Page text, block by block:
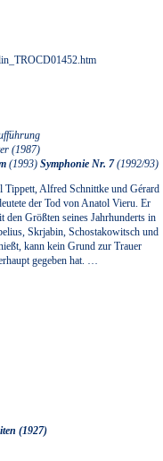
(1987)
(1993) Symphonie Nr. 7(1992/93)
Tippett, Alfred Schnittke und Gérard
der Tod von Anatol Vieru. Er
Größten seines Jahrhunderts in
Skrjabin, Schostakowitsch und
kann kein Grund zur Trauer
gegeben hat. …
(1927)